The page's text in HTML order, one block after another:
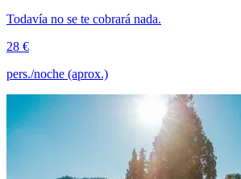
Todavía no se te cobrará nada.
28 €
pers./noche (aprox.)